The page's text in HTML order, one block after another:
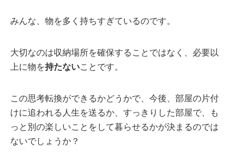
みんな、物を多く持ちすぎているのです。
大切なのは収納場所を確保することではなく、必要以
上に物を持たないことです。
この思考転換ができるかどうかで、今後、部屋の片付
けに追われる人生を送るか、すっきりした部屋で、も
っと別の楽しいことをして暮らせるかが決まるのでは
ないでしょうか？